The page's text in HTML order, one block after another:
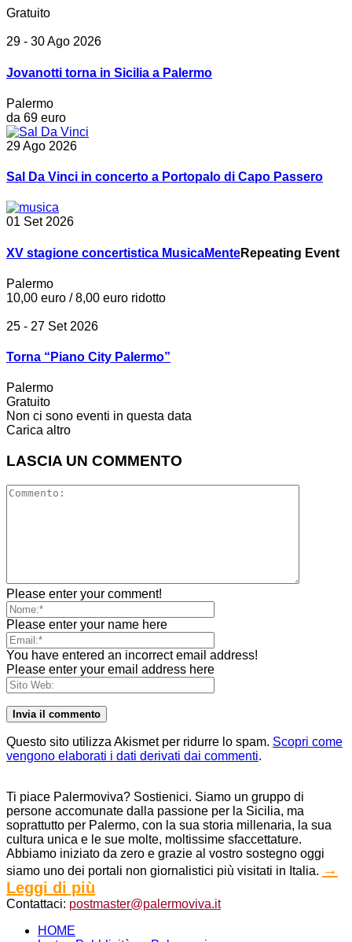
Gratuito
29 - 30 Ago 2026
Jovanotti torna in Sicilia a Palermo
Palermo
da 69 euro
29 Ago 2026
Sal Da Vinci in concerto a Portopalo di Capo Passero
01 Set 2026
XV stagione concertistica MusicaMenteRepeating Event
Palermo
10,00 euro / 8,00 euro ridotto
25 - 27 Set 2026
Torna “Piano City Palermo”
Palermo
Gratuito
Non ci sono eventi in questa data
Carica altro
LASCIA UN COMMENTO
Please enter your comment!
Please enter your name here
You have entered an incorrect email address!
Please enter your email address here
Questo sito utilizza Akismet per ridurre lo spam. Scopri come
vengono elaborati i dati derivati dai commenti.
Ti piace Palermoviva? Sostienici. Siamo un gruppo di
persone accomunate dalla passione per la Sicilia, ma
soprattutto per Palermo, con la sua storia millenaria, la sua
cultura unica e le sue molte, moltissime sfaccettature.
Abbiamo iniziato da zero e grazie al vostro sostegno oggi
siamo uno dei portali non giornalistici più visitati in Italia. →
Leggi di più
Contattaci: postmaster@palermoviva.it
HOME